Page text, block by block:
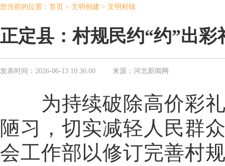
您当前的位置： 首页 > 文明创建 > 文明村镇
正定县：村规民约“约”出彩
发表时间： 2026-06-13 10:36:00 来源： 河北新闻网
为持续破除高价彩礼
陋习，切实减轻人民群
会工作部以修订完善村